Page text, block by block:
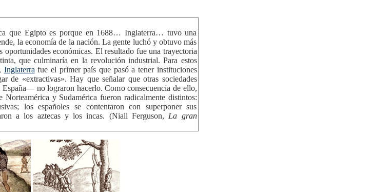
que Egipto es porque en 1688… Inglaterra… tuvo una
la economía de la nación. La gente luchó y obtuvo más
económicas. El resultado fue una trayectoria
que culminaría en la revolución industrial. Para estos
Inglaterra fue el primer país que pasó a tener instituciones
de «extractivas». Hay que señalar que otras sociedades
no lograron hacerlo. Como consecuencia de ello,
y Sudamérica fueron radicalmente distintos:
los españoles se contentaron con superponer sus
a los aztecas y los incas. (Niall Ferguson, La gran